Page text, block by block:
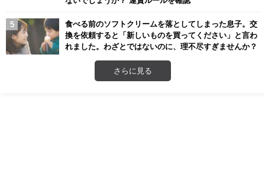
食べる前のソフトクリームを落としてしまった息子。交
換を依頼すると「新しいものを買ってください」と言わ
れました。わざとではないのに、理不尽すぎませんか？
さらに見る